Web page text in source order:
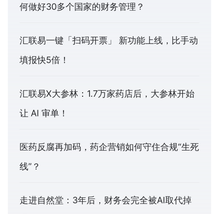
何做好30多个国家的财务管理？
汇联易一键「扫码开票」 新功能上线，比手动
填报快5倍！
汇联易X大参林：1.7万家药店后，大参林开始
让 AI 审单！
医药反腐再加码，药企营销如何守住合规“生死
线”？
走进自然堂：3年后，财务会完全被AI取代掉